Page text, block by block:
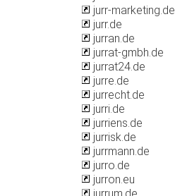
jurr-marketing.de
jurr.de
jurran.de
jurrat-gmbh.de
jurrat24.de
jurre.de
jurrecht.de
jurri.de
jurriens.de
jurrisk.de
jurrmann.de
jurro.de
jurron.eu